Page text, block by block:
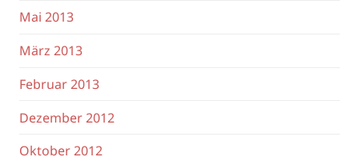
Mai 2013
März 2013
Februar 2013
Dezember 2012
Oktober 2012